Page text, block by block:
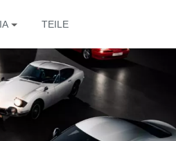
TEILE